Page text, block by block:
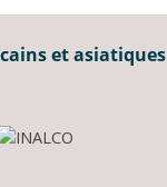
et asiatiques